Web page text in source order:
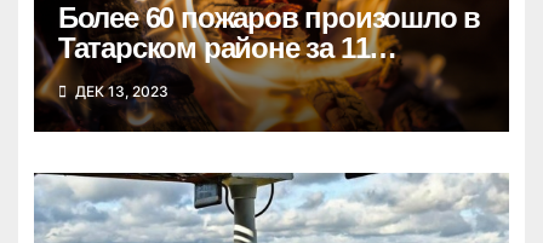
Более 60 пожаров произошло в
Татарском районе за 11
месяцев
ДЕК 13, 2023